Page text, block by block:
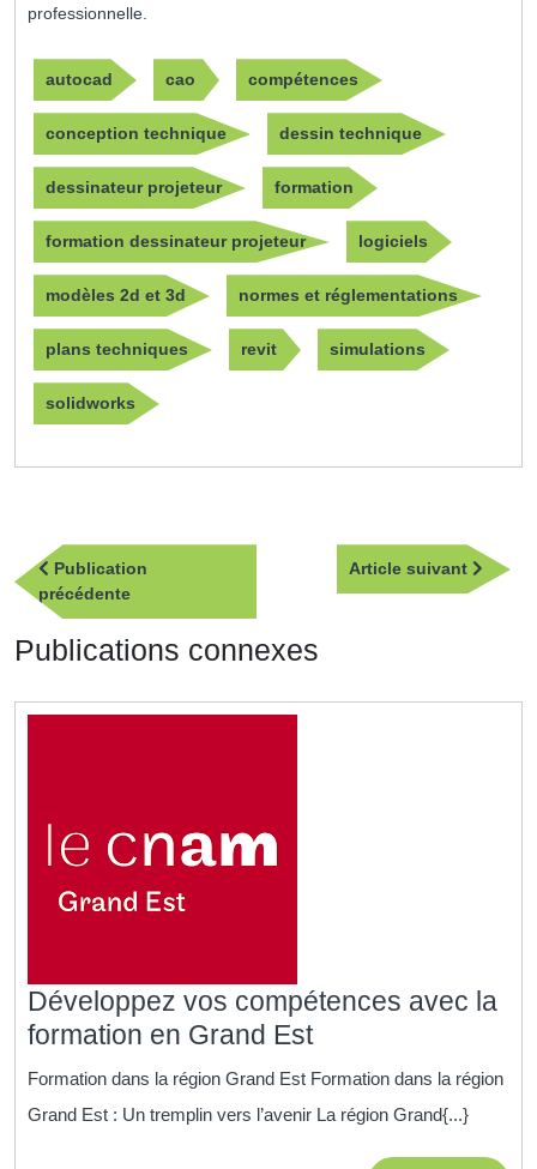
professionnelle.
autocad cao compétences
conception technique dessin technique
dessinateur projeteur formation
formation dessinateur projeteur logiciels
modèles 2d et 3d normes et réglementations
plans techniques revit simulations
solidworks
Navigation
de
l’article
Publication
précédentePublication
précédente
Article suivant
Article
Publications connexes
Développez vos compétences avec la
formation en Grand EstDéveloppez
vos
compétences
avec
Formation dans la région Grand Est Formation dans la région
Grand Est : Un tremplin vers l’avenir La région Grand{...}